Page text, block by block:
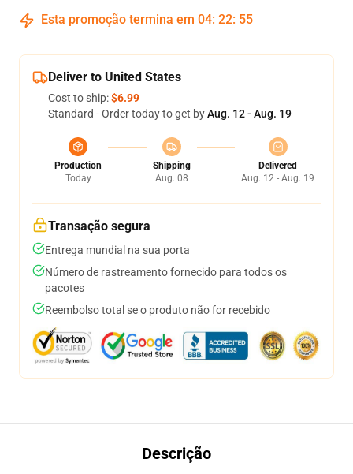
Esta promoção termina em 04: 22: 54
Deliver to United States
Cost to ship:$6.99
Standard - Order today to get byAug. 12 - Aug. 19
Production
Today
Shipping
Aug. 08
Delivered
Aug. 12 - Aug. 19
Transação segura
Entrega mundial na sua porta
Número de rastreamento fornecido para todos os
pacotes
Reembolso total se o produto não for recebido
Descrição